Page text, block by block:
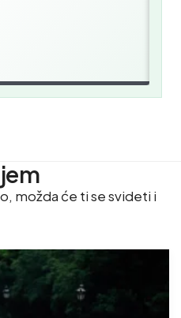
možda će ti se svideti i